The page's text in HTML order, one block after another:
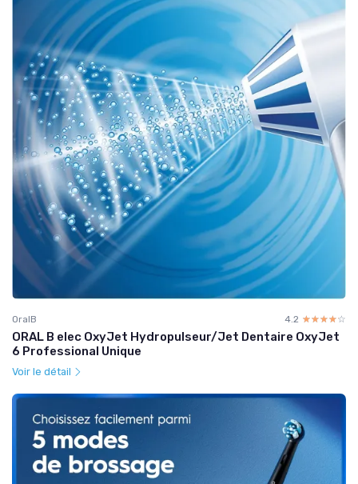
OralB 4.2 ☆☆☆☆☆
★★★★★
ORAL B elec OxyJet Hydropulseur/Jet Dentaire OxyJet
6 Professional Unique
Voir le détail